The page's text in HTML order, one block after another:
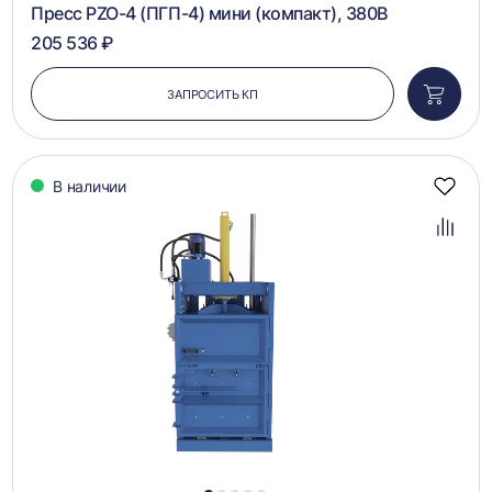
Пресс PZO-4 (ПГП-4) мини (компакт), 380В
205 536 ₽
ЗАПРОСИТЬ КП
в
В наличии